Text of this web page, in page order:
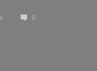
0